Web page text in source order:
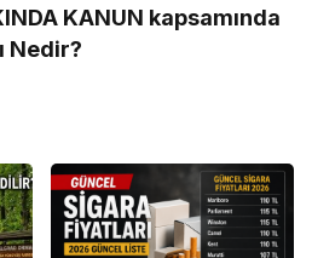
KANUN kapsamında
Nedir?